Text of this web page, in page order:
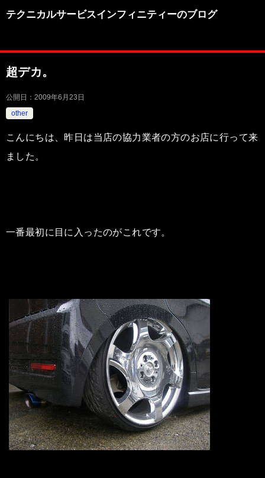
テクニカルサービスインフィニティーのブログ
超デカ。
公開日： 2009年6月23日
other
こんにちは、昨日は当店の協力業者の方のお店に行って来
ました。
一番最初に目に入ったのがこれです。